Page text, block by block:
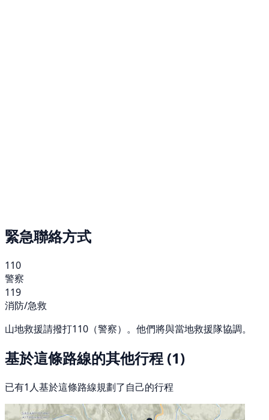
緊急聯絡方式
110
警察
119
消防/急救
山地救援請撥打110（警察）。他們將與當地救援隊協調。
基於這條路線的其他行程 (1)
已有1人基於這條路線規劃了自己的行程